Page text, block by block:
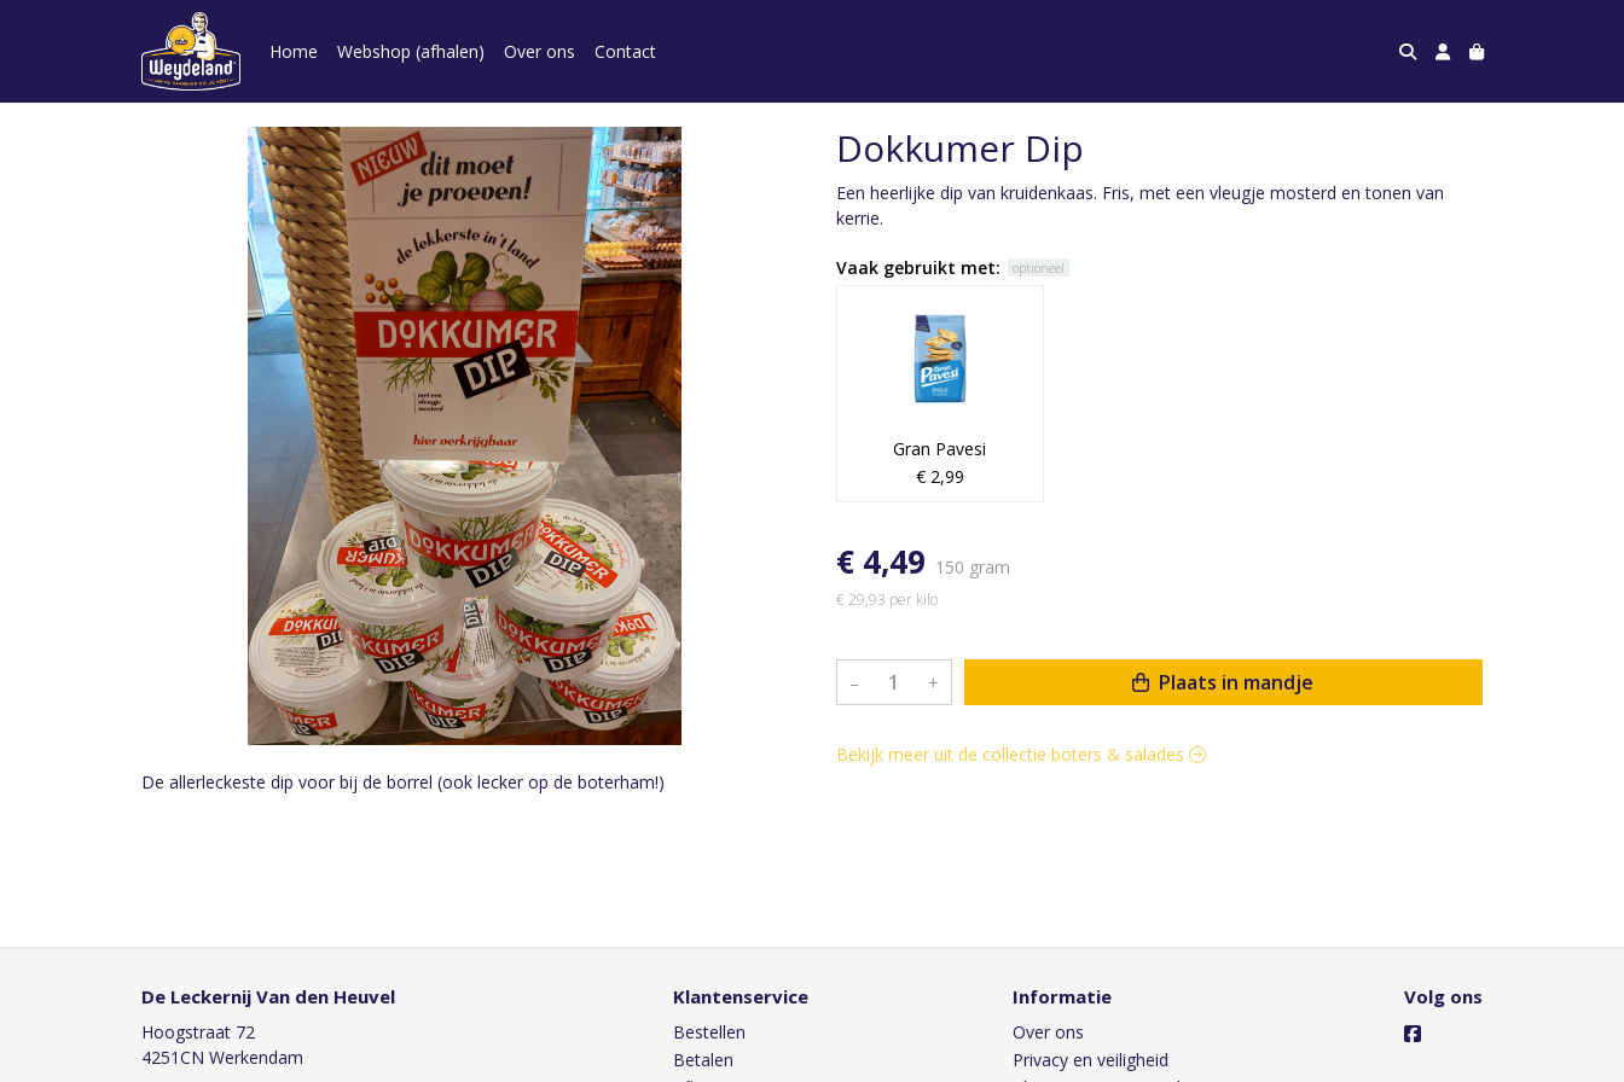
Home Webshop (afhalen) Over ons Contact
De allerleckeste dip voor bij de borrel (ook lecker op de boterham!)
Dokkumer Dip
Een heerlijke dip van kruidenkaas. Fris, met een vleugje mosterd en tonen van
kerrie.
Vaak gebruikt met: optioneel
Gran Pavesi
€ 2,99
€ 4,49 150 gram
€ 29,93 per kilo
– + Plaats in mandje
Bekijk meer uit de collectie boters & salades
De Leckernij Van den Heuvel
Hoogstraat 72
4251CN Werkendam
Klantenservice
Bestellen
Betalen
Informatie
Over ons
Privacy en veiligheid
Volg ons